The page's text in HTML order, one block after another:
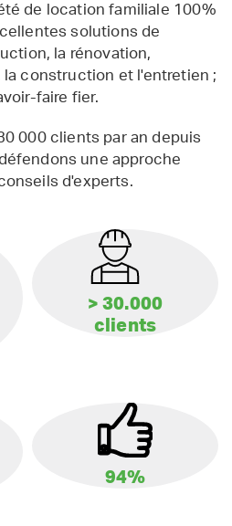
de location familiale 100%
solutions de
la rénovation,
la construction et l'entretien ;
faire fier.
000 clients par an depuis
une approche
d'experts.
> 30.000
clients
94%